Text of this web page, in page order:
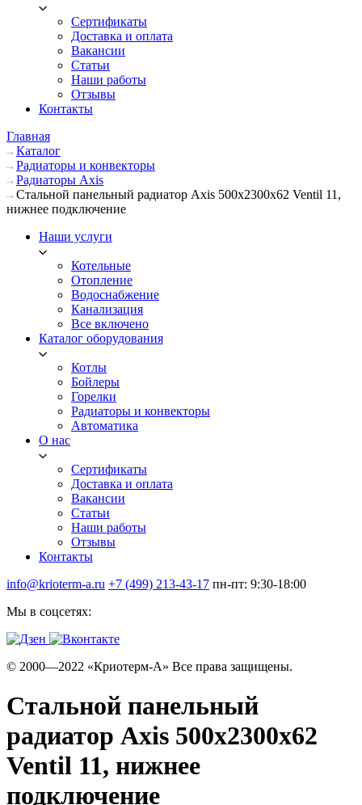
Сертификаты
Доставка и оплата
Вакансии
Статьи
Наши работы
Отзывы
Контакты
Главная
Каталог
Радиаторы и конвекторы
Радиаторы Axis
Стальной панельный радиатор Axis 500х2300х62 Ventil 11,
нижнее подключение
Наши услуги
Котельные
Отопление
Водоснабжение
Канализация
Все включено
Каталог оборудования
Котлы
Бойлеры
Горелки
Радиаторы и конвекторы
Автоматика
О нас
Сертификаты
Доставка и оплата
Вакансии
Статьи
Наши работы
Отзывы
Контакты
info@krioterm-a.ru +7 (499) 213-43-17 пн-пт: 9:30-18:00
Мы в соцсетях:
© 2000—2022 «Криотерм-А» Все права защищены.
Стальной панельный
радиатор Axis 500х2300х62
Ventil 11, нижнее
подключение